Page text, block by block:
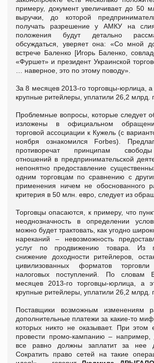
примеру, документ увеличивает до 50
выручки, до которой
получать разрешение у АМКУ на
положения будут детально
обсуждаться, уверяет она: «Со мной
встрече Баленко [Игорь Баленко,
«Фуршет» и президент Украинской
… наверное, это по этому поводу».
За 8 месяцев 2013-го торговцы-юрлица, а
крупные ритейлеры, уплатили 26,2 млрд.
Проблемные вопросы, которые следует
изложены в официальном
торговой ассоциации к Кужель (с
ноября ознакомился Forbes).
противоречат принципам
отношений в предпринимательской
непонятно предоставление
одним торговцам по сравнению с
применения ничем не обоснованного
критерия в 50 млн. евро, следует из
Торговцы опасаются, к примеру, что
неоднозначность в определении
можно будет трактовать, как угодно
нареканий – невозможность
услуг по продвижению товара. Из
снижение доходности ритейлеров,
цивилизованных форматов
налоговых поступлений. По словам
месяцев 2013-го торговцы-юрлица, а
крупные ритейлеры, уплатили 26,2 млрд.
Поставщики возможным изменениям
дополнительные платежи за какие-то
которых никто не оказывает. При
провести промо-кампанию – например,
все равно должны заплатит за нее
Сократить право сетей на такие